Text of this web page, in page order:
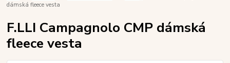
dámská fleece vesta
F.LLI Campagnolo CMP dámská
fleece vesta